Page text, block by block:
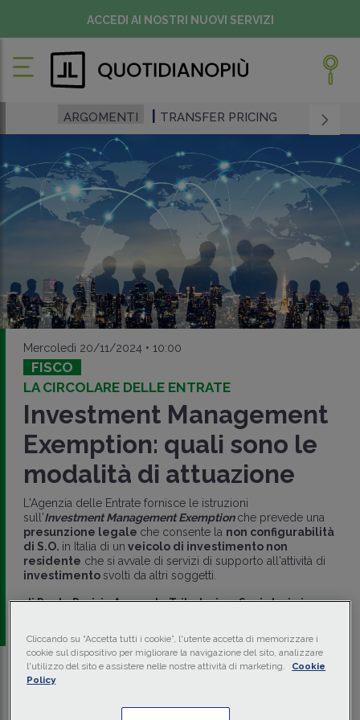
ACCEDI AI NOSTRI NUOVI SERVIZI
ARGOMENTI TRANSFER PRICING
Mercoledì 20/11/2024 • 10:00
FISCO
LA CIRCOLARE DELLE ENTRATE
Investment Management
Exemption: quali sono le
modalità di attuazione
L'Agenzia delle Entrate fornisce le istruzioni
sull'Investment Management Exemptionche prevede una
presunzione legale che consente la non configurabilità
di S.O. in Italia di un veicolo di investimento non
residente che si avvale di servizi di supporto all'attività di
investimento svolti da altri soggetti.
diPaolo Parisi-Avvocato Tributario e Societario in
Traduci con IA
2 min.
Cliccando su “Accetta tutti i cookie”, l'utente accetta di memorizzare i
cookie sul dispositivo per migliorare la navigazione del sito, analizzare
l'utilizzo del sito e assistere nelle nostre attività di marketing.
Cookie
Policy